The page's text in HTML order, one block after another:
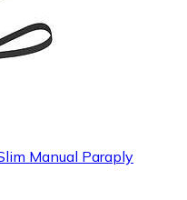
Manual Paraply